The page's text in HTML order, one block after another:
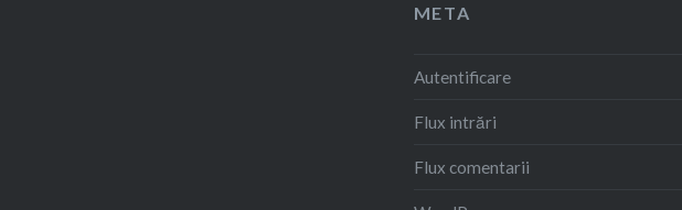
META
Autentificare
Flux intrări
Flux comentarii